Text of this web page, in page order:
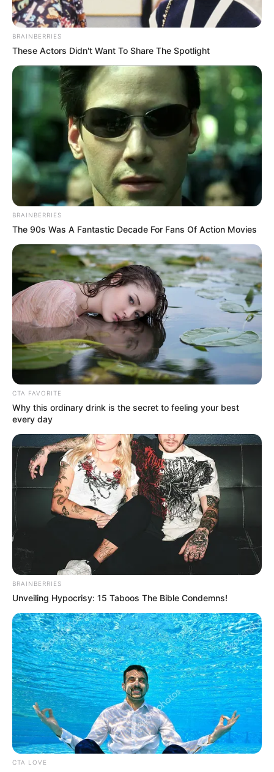
เดือนพฤษภาคม
วันพฤหัสบดีที่ 16 เวลา 07.19 – 15.49 น.คนเกิดวัน
เสาร์ห้ามใช้ฤกษ์นี้
วันศุกร์ที่ 31 เวลา 12.09 – 19.45 น. คนเกิดวันพุธ
กลางคืนห้ามใช้ฤกษ์นี้
เดือนมิถุนายน
วันอาทิตย์ ที่ 2 เวลา 10.15 – 13.45 น. คนเกิดวัน
ศุกร์ห้ามใช้ฤกษ์นี้
วันพฤหัสบดีที่ 13 เวลา 12.25 – 15.35 น.คนเกิดวัน
เสาร์ห้ามใช้ฤกษ์นี้
วันศุกร์ที่ 21 เวลา 06.15 – 13.45 น.คนเกิดวันพุธ
กลางคืนห้ามใช้ฤกษ์นี้
วันอาทิตย์ 30 เวลา 08.35 – 18.45 น. คนเกิดวัน
ศุกร์ห้ามใช้ฤกษ์นี้
เดือนกรกฎาคม
วันอังคารที่ 2 เวลา 12.15 – 14.55 น. คนเกิดวัน
จันทร์ห้ามใช้ฤกษ์นี้
วันอังคารที่ 9 เวลา 05.35 – 10.45 น. คนเกิดวัน
จันทร์ห้ามใช้ฤกษ์นี้
วันศุกร์ที่ 19 เวลา 06.15 -13.45 น. คนเกิดวันพุธ
กลางคืนห้ามใช้ฤกษ์นี้
วันอาทิตย์ 28 เวลา 10.45 – 19.25 น. คนเกิดวัน
ศุกร์ห้ามใช้ฤกษ์นี้
เดือนสิงหาคม
วันอังคารที่ 6 เวลา 09.45 – 10.55 น. คนเกิดวัน
จันทร์ห้ามใช้ฤกษ์นี้
วันพฤหัสบดีที่ 15 เวลา 07.45 – 14.55 น. คนเกิดวัน
เสาร์ห้ามใช้ฤกษ์นี้
วันศุกร์ที่ 16 เวลา 06.09 – 08.15 น. คนเกิดวัน
พุธกลางคืนห้ามใช้ฤกษ์นี้
วันพฤหัสบดี ที่ 29 เวลา 12.45 – 16.55 น.คนเกิดวัน
BRAINBERRIES
These Actors Didn't Want To Share The Spotlight
BRAINBERRIES
The 90s Was A Fantastic Decade For Fans Of Action Movies
CTA FAVORITE
Why this ordinary drink is the secret to feeling your best
every day
BRAINBERRIES
Unveiling Hypocrisy: 15 Taboos The Bible Condemns!
CTA LOVE